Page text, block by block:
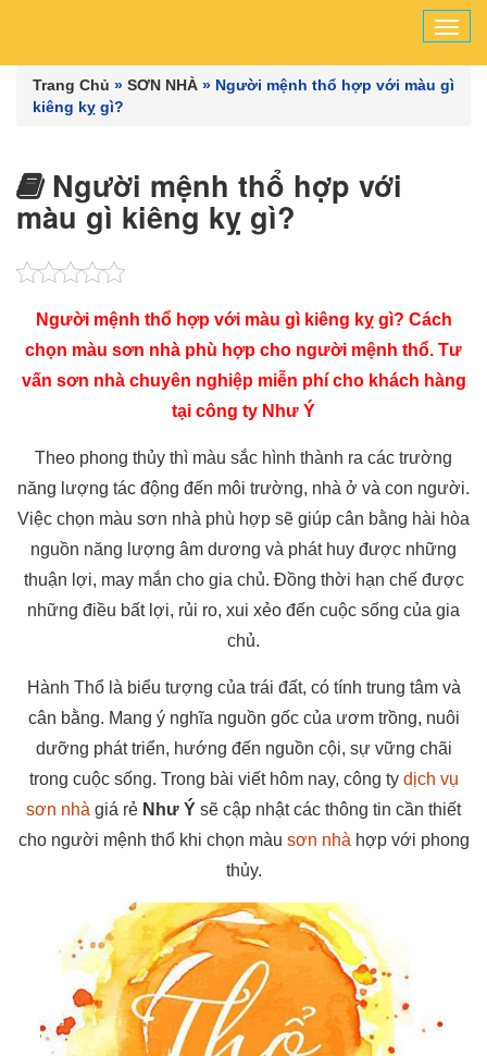
Trang Chủ » SƠN NHÀ » Người mệnh thổ hợp với màu gì
kiêng kỵ gì?
Người mệnh thổ hợp với
màu gì kiêng kỵ gì?
Người mệnh thổ hợp với màu gì kiêng kỵ gì? Cách
chọn màu sơn nhà phù hợp cho người mệnh thổ. Tư
vấn sơn nhà chuyên nghiệp miễn phí cho khách hàng
tại công ty Như Ý
Theo phong thủy thì màu sắc hình thành ra các trường
năng lượng tác động đến môi trường, nhà ở và con người.
Việc chọn màu sơn nhà phù hợp sẽ giúp cân bằng hài hòa
nguồn năng lượng âm dương và phát huy được những
thuận lợi, may mắn cho gia chủ. Đồng thời hạn chế được
những điều bất lợi, rủi ro, xui xẻo đến cuộc sống của gia
chủ.
Hành Thổ là biểu tượng của trái đất, có tính trung tâm và
cân bằng. Mang ý nghĩa nguồn gốc của ươm trồng, nuôi
dưỡng phát triển, hướng đến nguồn cội, sự vững chãi
trong cuộc sống. Trong bài viết hôm nay, công ty dịch vụ
sơn nhà giá rẻ Như Ý sẽ cập nhật các thông tin cần thiết
cho người mệnh thổ khi chọn màu sơn nhà hợp với phong
thủy.